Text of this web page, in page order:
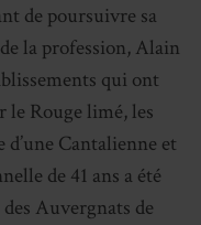
de poursuivre sa
la profession, Alain
qui ont
le Rouge limé, les
Cantalienne et
de 41 ans a été
Auvergnats de